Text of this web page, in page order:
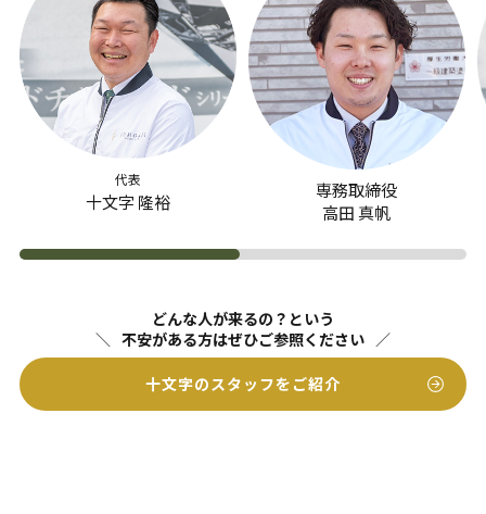
代表
十文字 隆裕
専務取締役
高田 真帆
どんな人が来るの？という
不安がある方はぜひご参照ください
十文字のスタッフをご紹介